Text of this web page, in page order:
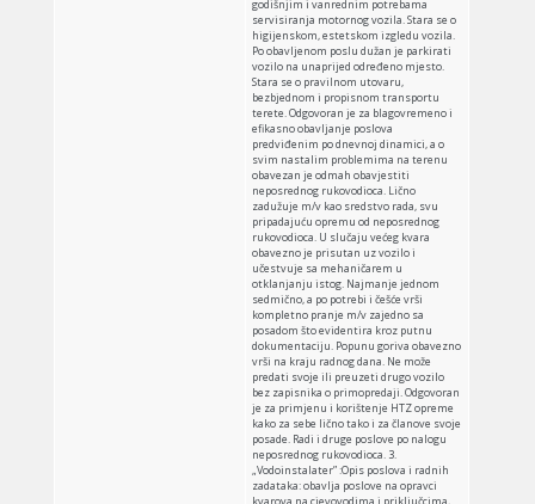
godišnjim i vanrednim potrebama
servisiranja motornog vozila. Stara se o
higijenskom, estetskom izgledu vozila.
Po obavljenom poslu dužan je parkirati
vozilo na unaprijed određeno mjesto.
Stara se o pravilnom utovaru,
bezbjednom i propisnom transportu
terete. Odgovoran je za blagovremeno i
efikasno obavljanje poslova
predviđenim po dnevnoj dinamici, a o
svim nastalim problemima na terenu
obavezan je odmah obavjestiti
neposrednog rukovodioca. Lično
zadužuje m/v kao sredstvo rada, svu
pripadajuću opremu od neposrednog
rukovodioca. U slučaju većeg kvara
obavezno je prisutan uz vozilo i
učestvuje sa mehaničarem u
otklanjanju istog. Najmanje jednom
sedmično, a po potrebi i češće vrši
kompletno pranje m/v zajedno sa
posadom što evidentira kroz putnu
dokumentaciju. Popunu goriva obavezno
vrši na kraju radnog dana. Ne može
predati svoje ili preuzeti drugo vozilo
bez zapisnika o primopredaji. Odgovoran
je za primjenu i korištenje HTZ opreme
kako za sebe lično tako i za članove svoje
posade. Radi i druge poslove po nalogu
neposrednog rukovodioca. 3.
„Vodoinstalater” :Opis poslova i radnih
zadataka: obavlja poslove na opravci